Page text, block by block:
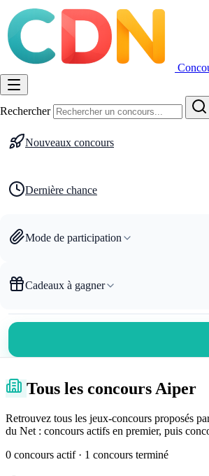
Rechercher
Nouveaux concours
Dernière chance
Mode de participation
Cadeaux à gagner
Tous les concours Aiper
Retrouvez tous les jeux-concours proposés
du Net : concours actifs en premier, puis
0 concours actif · 1 concours terminé